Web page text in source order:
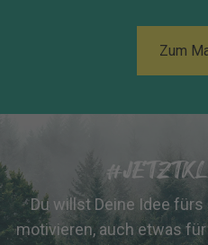
Zum
Du willst Deine Idee
motivieren, auch etwas